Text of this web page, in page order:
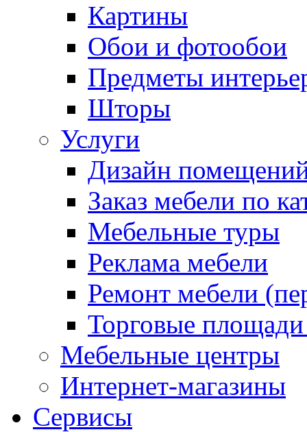
Картины
Обои и фотообои
Предметы
Шторы
Услуги
Дизайн
Заказ мебели по
Мебельные туры
Реклама мебели
Ремонт мебели
Торговые
Мебельные центры
Интернет-магазины
Сервисы